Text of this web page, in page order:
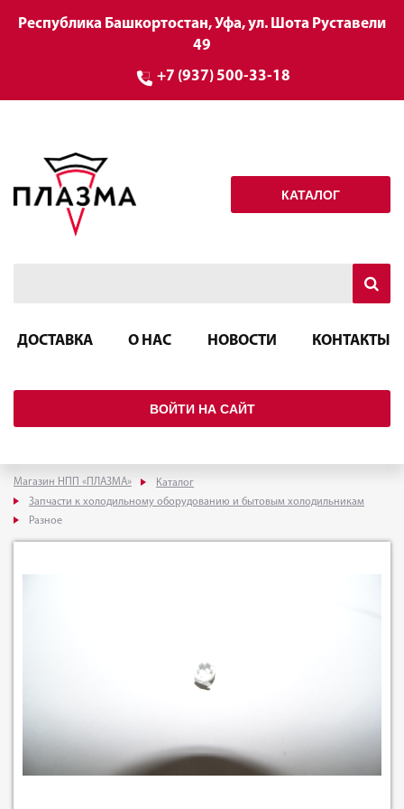
Республика Башкортостан, Уфа, ул. Шота Руставели
49
+7 (937) 500-33-18
КАТАЛОГ
ДОСТАВКА О НАС НОВОСТИ КОНТАКТЫ
ВОЙТИ НА САЙТ
Магазин НПП «ПЛАЗМА»
Каталог
Запчасти к холодильному оборудованию и бытовым холодильникам
Разное